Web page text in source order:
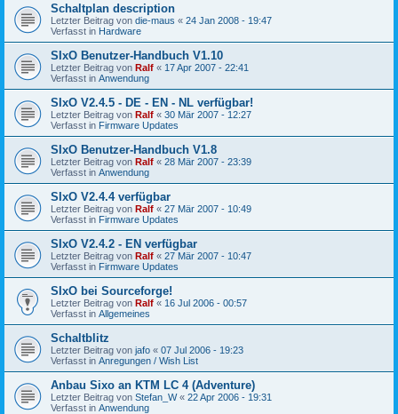
Schaltplan description
Letzter Beitrag von die-maus « 24 Jan 2008 - 19:47
Verfasst in Hardware
SIxO Benutzer-Handbuch V1.10
Letzter Beitrag von Ralf « 17 Apr 2007 - 22:41
Verfasst in Anwendung
SIxO V2.4.5 - DE - EN - NL verfügbar!
Letzter Beitrag von Ralf « 30 Mär 2007 - 12:27
Verfasst in Firmware Updates
SIxO Benutzer-Handbuch V1.8
Letzter Beitrag von Ralf « 28 Mär 2007 - 23:39
Verfasst in Anwendung
SIxO V2.4.4 verfügbar
Letzter Beitrag von Ralf « 27 Mär 2007 - 10:49
Verfasst in Firmware Updates
SIxO V2.4.2 - EN verfügbar
Letzter Beitrag von Ralf « 27 Mär 2007 - 10:47
Verfasst in Firmware Updates
SIxO bei Sourceforge!
Letzter Beitrag von Ralf « 16 Jul 2006 - 00:57
Verfasst in Allgemeines
Schaltblitz
Letzter Beitrag von jafo « 07 Jul 2006 - 19:23
Verfasst in Anregungen / Wish List
Anbau Sixo an KTM LC 4 (Adventure)
Letzter Beitrag von Stefan_W« 22 Apr 2006 - 19:31
Verfasst in Anwendung